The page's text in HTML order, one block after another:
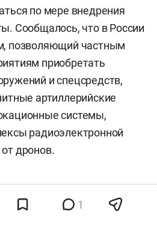
по мере внедрения
Сообщалось, что в России
позволяющий частным
приобретать
и спецсредств,
артиллерийские
системы,
радиоэлектронной
дронов.
1